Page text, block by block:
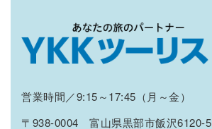
営業時間／9:15～17:45（月～金）
〒938-0004 富山県黒部市飯沢6120-5